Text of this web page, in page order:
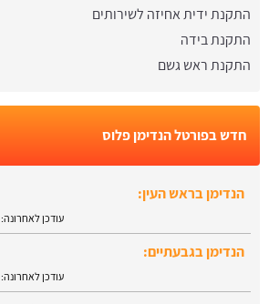
התקנת ידית אחיזה לשירותים
התקנת בידה
התקנת ראש גשם
חדש בפורטל הנדימן פלוס
הנדימן בגבעתיים:
עודכן לאחרונה:
מתקין טלוויזיה בנתניה:
עודכן לאחרונה: